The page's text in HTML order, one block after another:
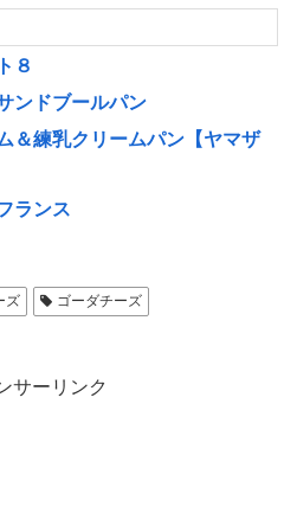
８
ンドブールパン
＆練乳クリームパン【ヤマザ
ランス
ズ
ゴーダチーズ
サーリンク